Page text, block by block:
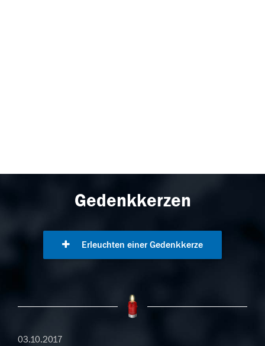
Gedenkkerzen
Erleuchten einer Gedenkkerze
03.10.2017